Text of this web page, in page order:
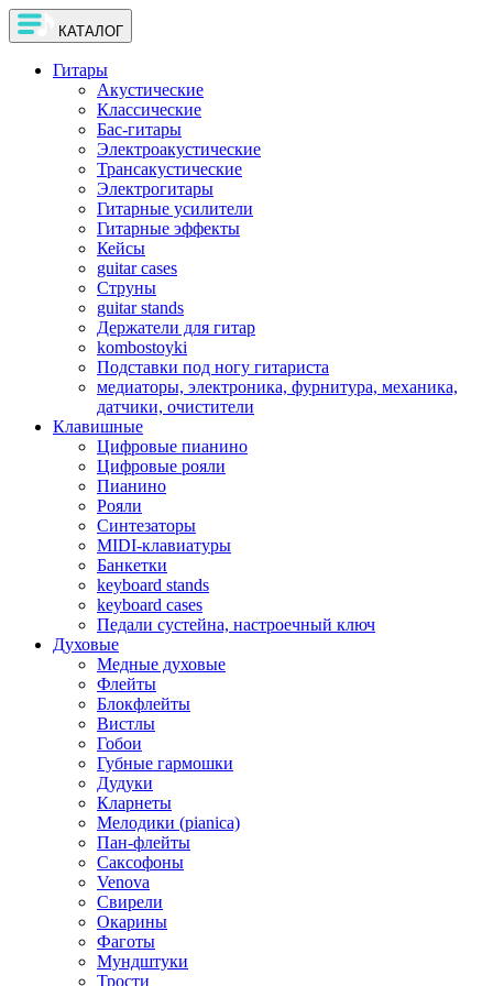
КАТАЛОГ
Гитары
Акустические
Классические
Бас-гитары
Электроакустические
Трансакустические
Электрогитары
Гитарные усилители
Гитарные эффекты
Кейсы
guitar cases
Струны
guitar stands
Держатели для гитар
kombostoyki
Подставки под ногу гитариста
медиаторы, электроника, фурнитура, механика,
датчики, очистители
Клавишные
Цифровые пианино
Цифровые рояли
Пианино
Рояли
Синтезаторы
MIDI-клавиатуры
Банкетки
keyboard stands
keyboard cases
Педали сустейна, настроечный ключ
Духовые
Медные духовые
Флейты
Блокфлейты
Вистлы
Гобои
Губные гармошки
Дудуки
Кларнеты
Мелодики (pianica)
Пан-флейты
Саксофоны
Venova
Свирели
Окарины
Фаготы
Мундштуки
Трости